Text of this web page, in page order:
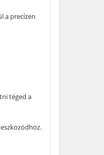
a precízen
téged a